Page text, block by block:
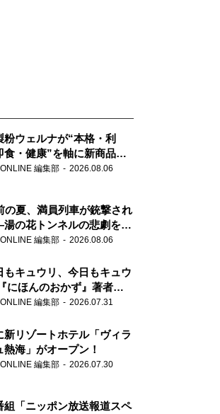
粉ウェルナが“本格・利
食・健康”を軸に新商品を
マ・マー」「青の洞窟」
を強化
編集部 2026.08.06
の夏、満員列車が銃撃され
の花トンネルの悲劇を語
男性
編集部 2026.08.06
もキュウリ、今日もキュウ
にほんのおかず』著者が
た家庭料理の知恵
編集部 2026.07.31
新リゾートホテル「ヴィラ
熱海」がオープン！
編集部 2026.07.30
組「ニッポン放送報道スペ